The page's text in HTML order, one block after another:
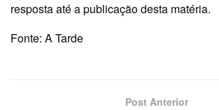
resposta até a publicação desta matéria.
Fonte: A Tarde
Post Anterior